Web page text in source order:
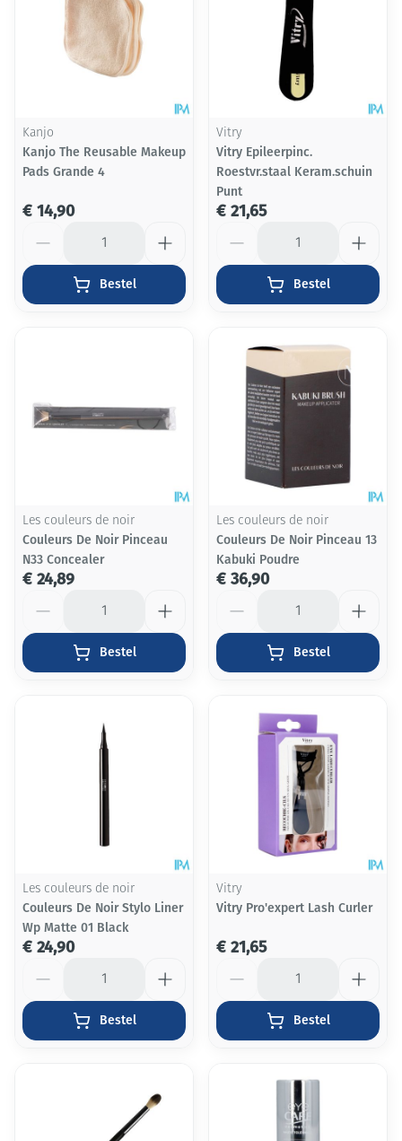
Kanjo
Kanjo The Reusable Makeup
Pads Grande 4
€ 14,90
Bestel
Vitry
Vitry Epileerpinc.
Roestvr.staal Keram.schuin
Punt
€ 21,65
Bestel
Les couleurs de noir
Couleurs De Noir Pinceau
N33 Concealer
€ 24,89
Bestel
Les couleurs de noir
Couleurs De Noir Pinceau 13
Kabuki Poudre
€ 36,90
Bestel
Les couleurs de noir
Couleurs De Noir Stylo Liner
Wp Matte 01 Black
€ 24,90
Bestel
Vitry
Vitry Pro'expert Lash Curler
€ 21,65
Bestel